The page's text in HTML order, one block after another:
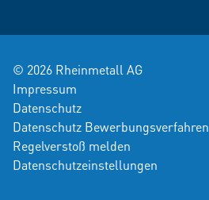
© 2026 Rheinmetall AG
Impressum
Datenschutz
Datenschutz Bewerbungsverfahren
Regelverstoß melden
Datenschutzeinstellungen